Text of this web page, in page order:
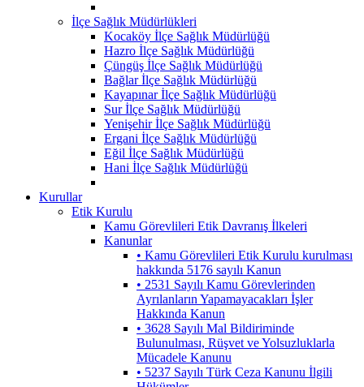
İlçe Sağlık Müdürlükleri
Kocaköy İlçe Sağlık Müdürlüğü
Hazro İlçe Sağlık Müdürlüğü
Çüngüş İlçe Sağlık Müdürlüğü
Bağlar İlçe Sağlık Müdürlüğü
Kayapınar İlçe Sağlık Müdürlüğü
Sur İlçe Sağlık Müdürlüğü
Yenişehir İlçe Sağlık Müdürlüğü
Ergani İlçe Sağlık Müdürlüğü
Eğil İlçe Sağlık Müdürlüğü
Hani İlçe Sağlık Müdürlüğü
Kurullar
Etik Kurulu
Kamu Görevlileri Etik Davranış İlkeleri
Kanunlar
• Kamu Görevlileri Etik Kurulu kurulması
hakkında 5176 sayılı Kanun
• 2531 Sayılı Kamu Görevlerinden
Ayrılanların Yapamayacakları İşler
Hakkında Kanun
• 3628 Sayılı Mal Bildiriminde
Bulunulması, Rüşvet ve Yolsuzluklarla
Mücadele Kanunu
• 5237 Sayılı Türk Ceza Kanunu İlgili